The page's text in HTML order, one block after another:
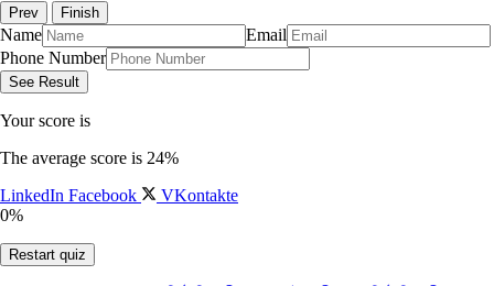
Name
Email
Phone Number
Your score is
The average score is 24%
LinkedIn Facebook
VKontakte
0%
Restart quiz